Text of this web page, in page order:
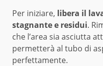
Per iniziare, libera il
stagnante e residui.
che l’area sia asciutta
permetterà al tubo di
perfettamente.